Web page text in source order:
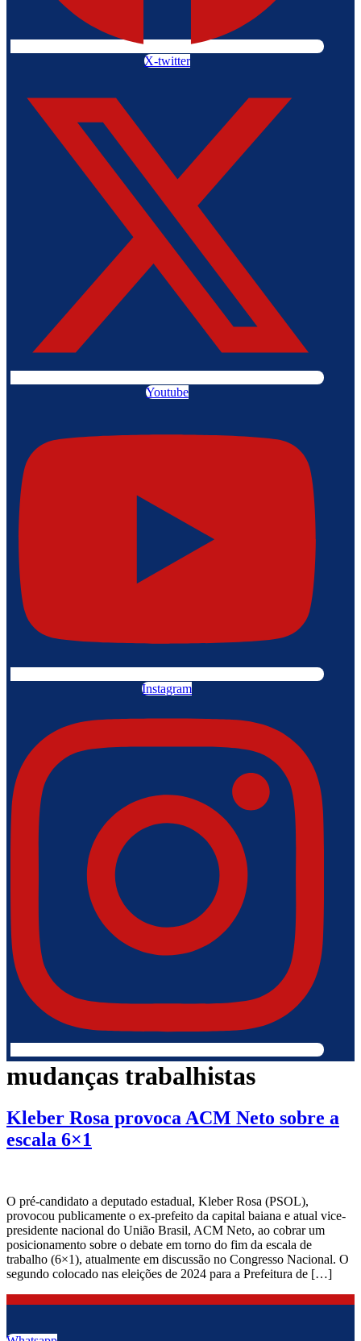
X-twitter
Youtube
Instagram
mudanças trabalhistas
Kleber Rosa provoca ACM Neto sobre a
escala 6×1
O pré-candidato a deputado estadual, Kleber Rosa (PSOL),
provocou publicamente o ex-prefeito da capital baiana e atual vice-
presidente nacional do União Brasil, ACM Neto, ao cobrar um
posicionamento sobre o debate em torno do fim da escala de
trabalho (6×1), atualmente em discussão no Congresso Nacional. O
segundo colocado nas eleições de 2024 para a Prefeitura de […]